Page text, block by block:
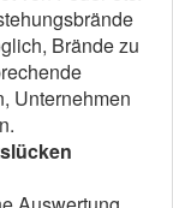
Brände zu
Unternehmen